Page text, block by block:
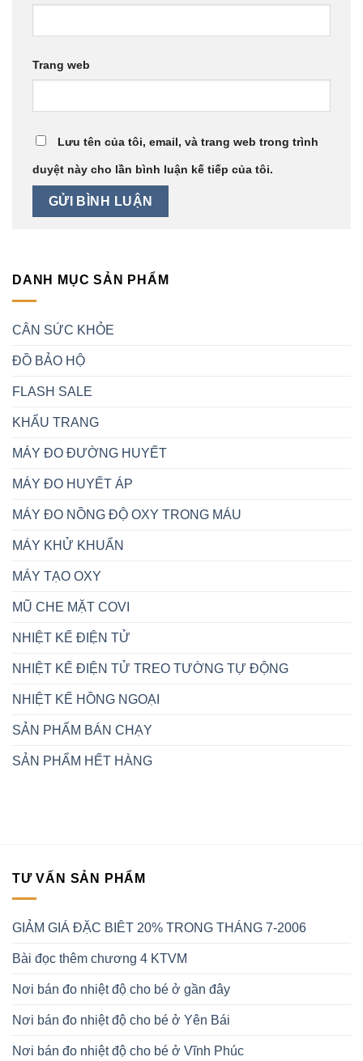
Trang web
Lưu tên của tôi, email, và trang web trong trình
duyệt này cho lần bình luận kế tiếp của tôi.
DANH MỤC SẢN PHẨM
CÂN SỨC KHỎE
ĐỒ BẢO HỘ
FLASH SALE
KHẨU TRANG
MÁY ĐO ĐƯỜNG HUYẾT
MÁY ĐO HUYẾT ÁP
MÁY ĐO NỒNG ĐỘ OXY TRONG MÁU
MÁY KHỬ KHUẨN
MÁY TẠO OXY
MŨ CHE MẶT COVI
NHIỆT KẾ ĐIỆN TỬ
NHIỆT KẾ ĐIỆN TỬ TREO TƯỜNG TỰ ĐỘNG
NHIỆT KẾ HỒNG NGOẠI
SẢN PHẨM BÁN CHẠY
SẢN PHẨM HẾT HÀNG
TƯ VẤN SẢN PHẨM
GIẢM GIÁ ĐẶC BIÊT 20% TRONG THÁNG 7-2006
Bài đọc thêm chương 4 KTVM
Nơi bán đo nhiệt độ cho bé ở gần đây
Nơi bán đo nhiệt độ cho bé ở Yên Bái
Nơi bán đo nhiệt độ cho bé ở Vĩnh Phúc